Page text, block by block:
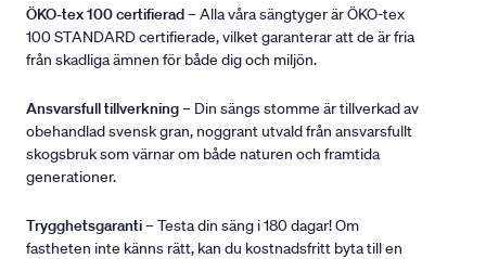
ÖKO-tex 100 certifierad– Alla våra sängtyger är ÖKO-tex
100 STANDARD certifierade, vilket garanterar att de är fria
från skadliga ämnen för både dig och miljön.
Ansvarsfull tillverkning– Din sängs stomme är tillverkad av
obehandlad svensk gran, noggrant utvald från ansvarsfullt
skogsbruk som värnar om både naturen och framtida
generationer.
Trygghetsgaranti– Testa din säng i 180 dagar! Om
fastheten inte känns rätt, kan du kostnadsfritt byta till en